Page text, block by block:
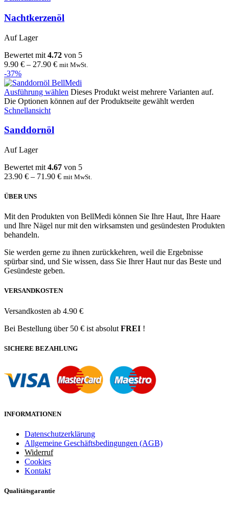
Nachtkerzenöl
Auf Lager
Bewertet mit 4.72 von 5
9.90 € – 27.90 € mit MwSt.
-37%
Ausführung wählen Dieses Produkt weist mehrere Varianten auf.
Die Optionen können auf der Produktseite gewählt werden
Schnellansicht
Sanddornöl
Auf Lager
Bewertet mit 4.67 von 5
23.90 € – 71.90 € mit MwSt.
ÜBER UNS
Mit den Produkten von BellMedi können Sie Ihre Haut, Ihre Haare
und Ihre Nägel nur mit den wirksamsten und gesündesten Produkten
behandeln.
Sie werden gerne zu ihnen zurückkehren, weil die Ergebnisse
spürbar sind, und Sie wissen, dass Sie Ihrer Haut nur das Beste und
Gesündeste geben.
VERSANDKOSTEN
Versandkosten ab 4.90 €
Bei Bestellung über 50 € ist absolut FREI !
SICHERE BEZAHLUNG
INFORMATIONEN
Datenschutzerklärung
Allgemeine Geschäftsbedingungen (AGB)
Widerruf
Cookies
Kontakt
Qualitätsgarantie